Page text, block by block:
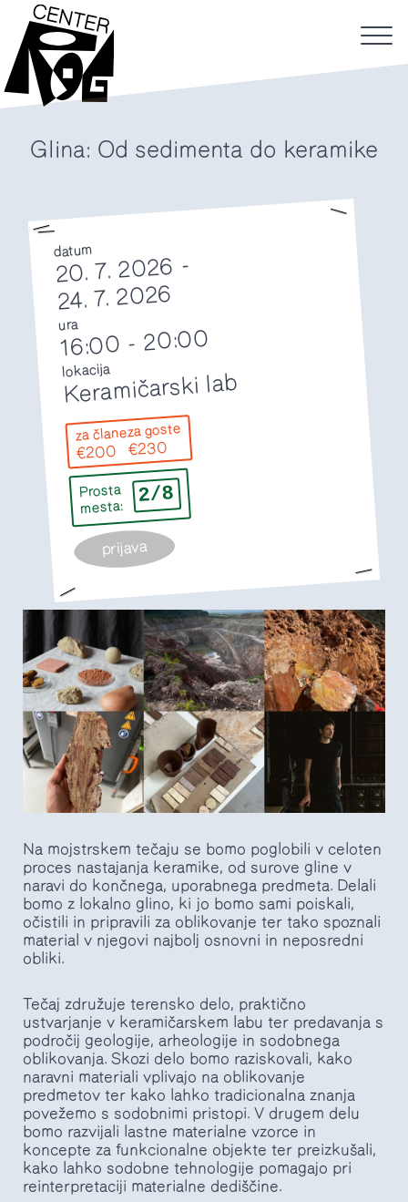
Glina: Od sedimenta do keramike
datum
20. 7. 2026 -
24. 7. 2026
ura
16:00 - 20:00
lokacija
Keramičarski lab
za člane
€200
za goste
€230
Prosta
mesta: 2/8
prijava
Na mojstrskem tečaju se bomo poglobili v celoten
proces nastajanja keramike, od surove gline v
naravi do končnega, uporabnega predmeta. Delali
bomo z lokalno glino, ki jo bomo sami poiskali,
očistili in pripravili za oblikovanje ter tako spoznali
material v njegovi najbolj osnovni in neposredni
obliki.
Tečaj združuje terensko delo, praktično
ustvarjanje v keramičarskem labu ter predavanja s
področij geologije, arheologije in sodobnega
oblikovanja. Skozi delo bomo raziskovali, kako
naravni materiali vplivajo na oblikovanje
predmetov ter kako lahko tradicionalna znanja
povežemo s sodobnimi pristopi. V drugem delu
bomo razvijali lastne materialne vzorce in
koncepte za funkcionalne objekte ter preizkušali,
kako lahko sodobne tehnologije pomagajo pri
reinterpretaciji materialne dediščine.